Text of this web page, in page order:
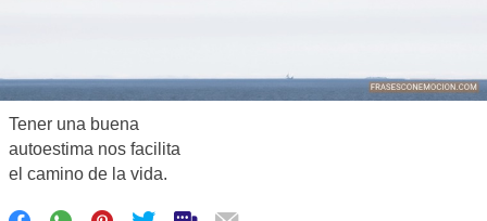
Tener una buena
autoestima nos facilita
el camino de la vida.